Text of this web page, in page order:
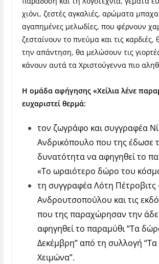
χιόνι, ζεστές αγκαλιές, αρώματα
αγαπημένες μελωδίες, που φέρνουν
ζεσταίνουν το πνεύμα και τις
την απάντηση, θα μελώσουν τις
κάνουν αυτά τα Χριστούγεννα πιο
Η ομάδα αφήγησης «Χείλια λένε
ευχαριστεί θερμά:
τον ζωγράφο και συγγραφέα
Ανδρικόπουλο που της έδωσε
δυνατότητα να αφηγηθεί το
«Το ωραιότερο δώρο του
τη συγγραφέα Λότη Πέτροβιτς
Ανδρουτσοπούλου και τις
που της παραχώρησαν την
αφηγηθεί το παραμύθι “Τα
Δεκέμβρη” από τη συλλογή “Τα
Χειμώνα”.